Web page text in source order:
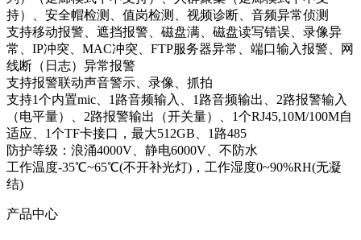
持）、安全帽检测、值岗检测、视频诊断、音频异常侦测
支持移动报警、遮挡报警、磁盘满、磁盘读写错误、录像异
常、IP冲突、MAC冲突、FTP服务器异常、端口输入报警、网
线断（日志）异常报警
支持报警联动声音警示、录像、抓拍
支持1个内置mic、1路音频输入、1路音频输出、2路报警输入
（电平量）、2路报警输出（开关量）、1个RJ45,10M/100M自
适应、1个TF卡接口，最大512GB、1路485
防护等级：浪涌4000V、静电6000V、不防水
工作温度-35℃~65℃(不开补光灯)，工作湿度0~90%RH(无凝
结)
产品中心